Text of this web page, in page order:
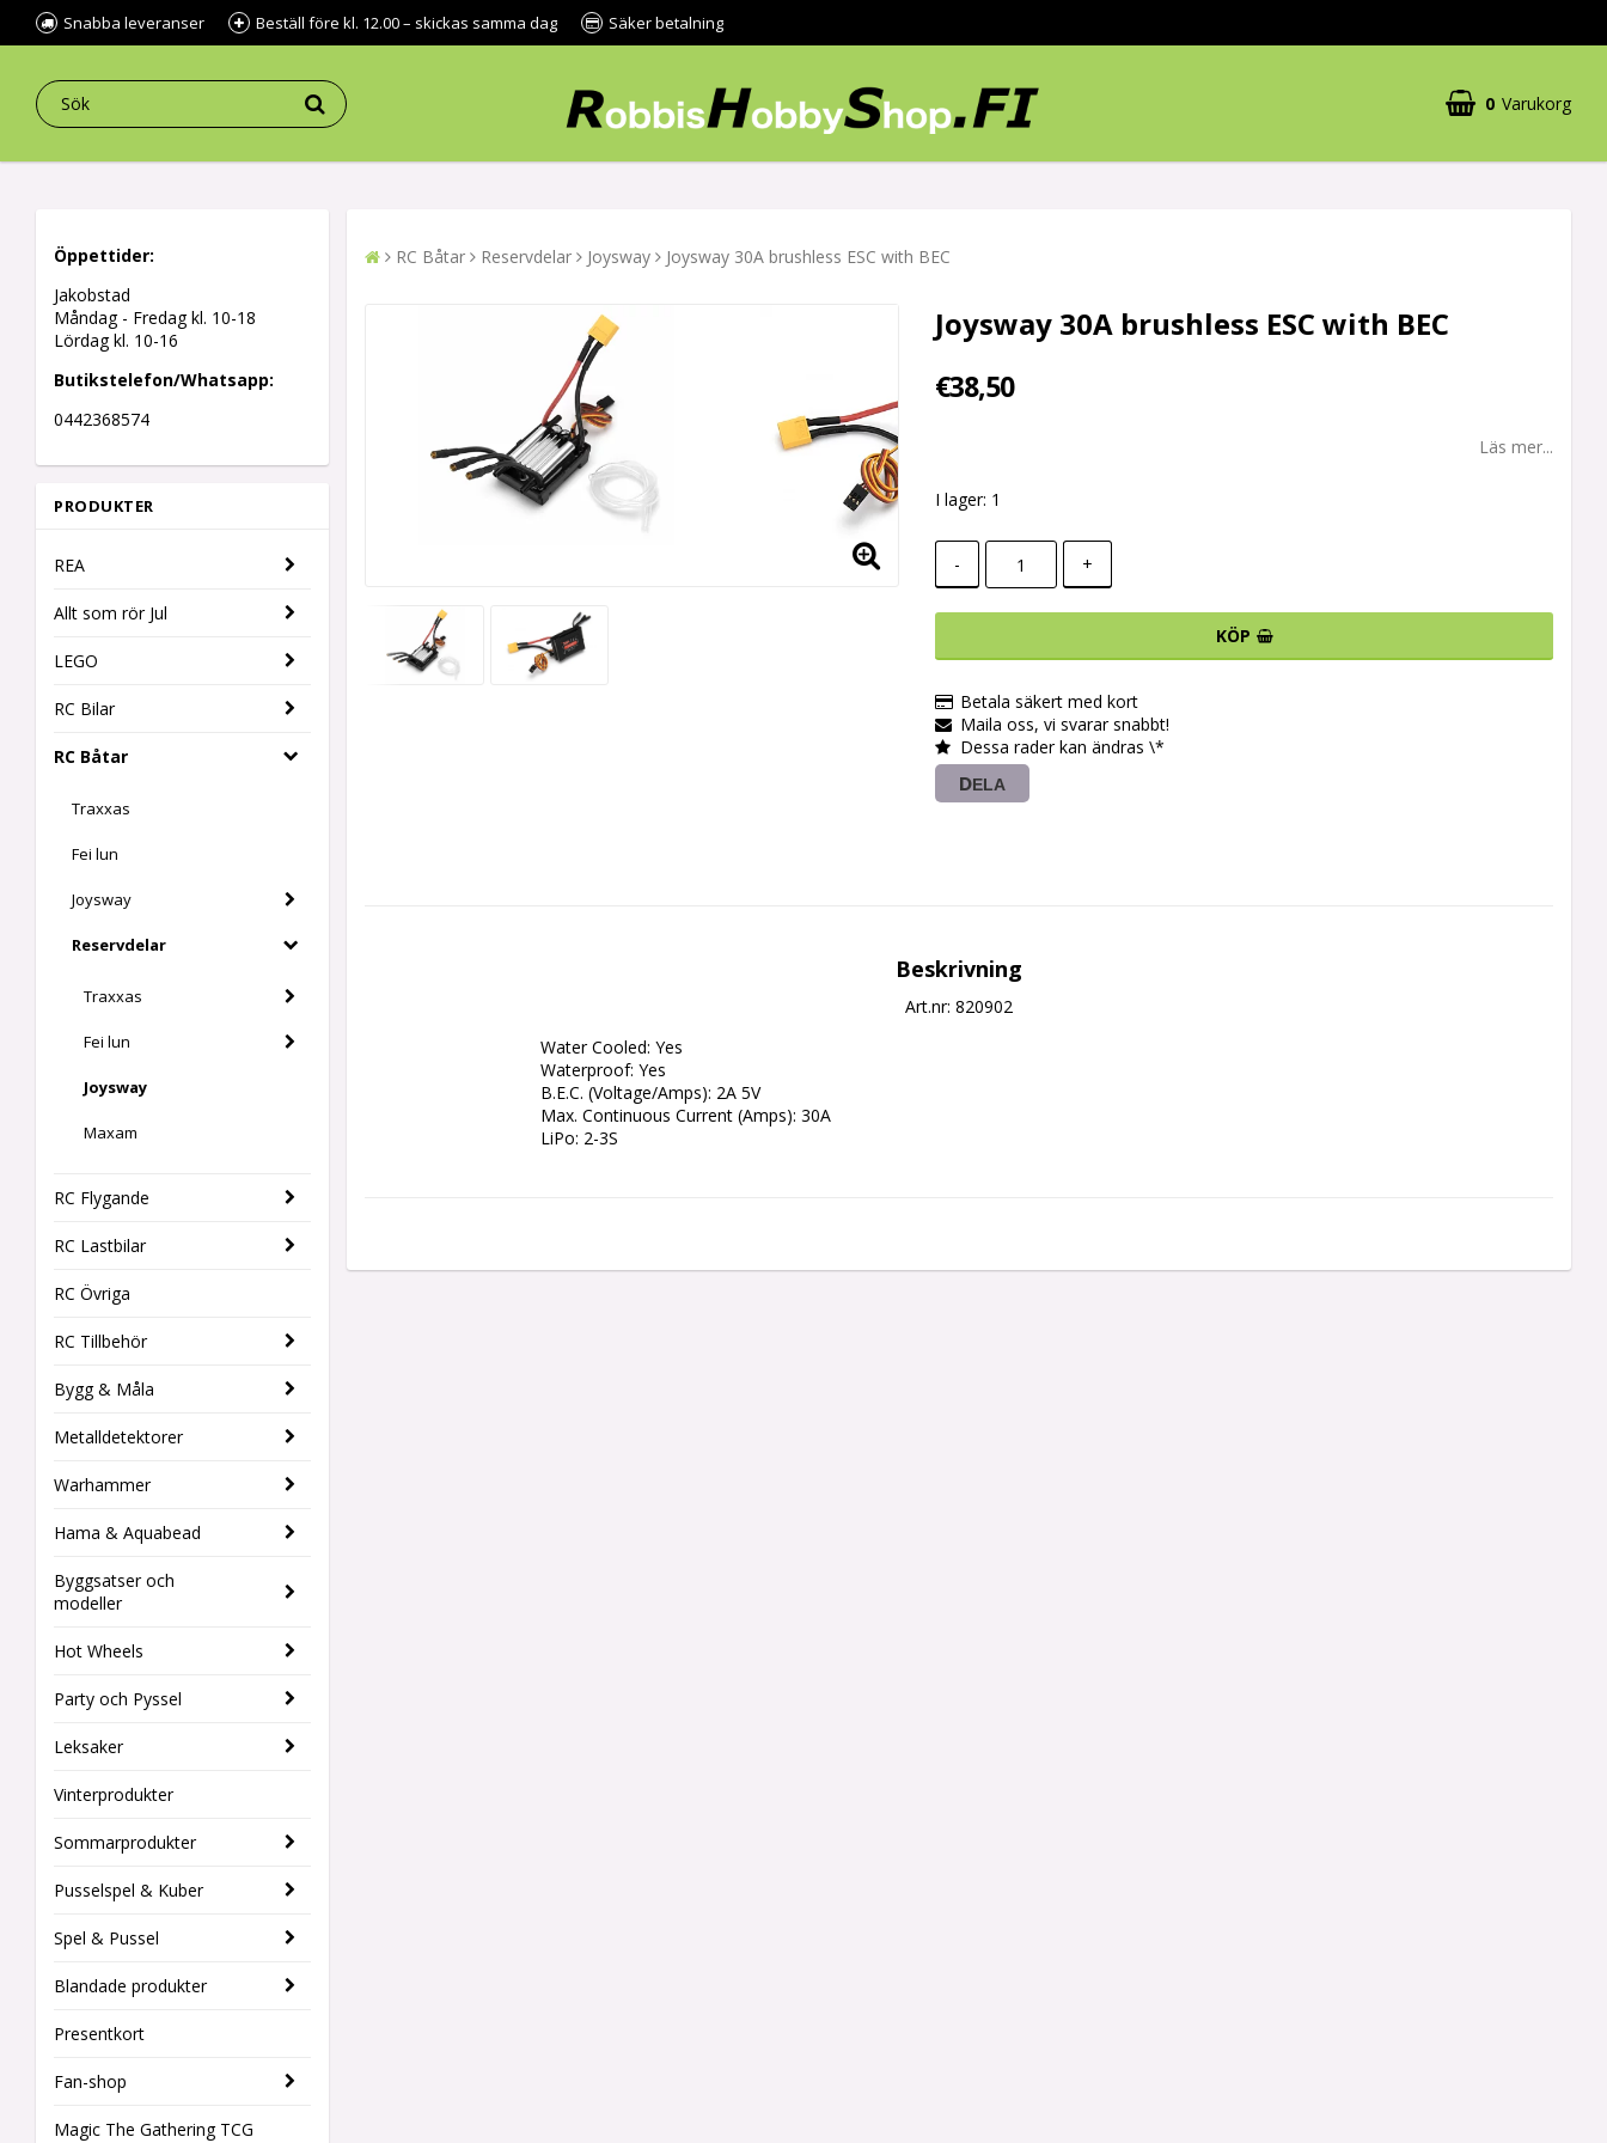
Snabba leveranser Beställ före kl. 12.00 – skickas samma dag Säker betalning
0 Varukorg
Öppettider:
Jakobstad
Måndag - Fredag kl. 10-18
Lördag kl. 10-16
Butikstelefon/Whatsapp:
0442368574
PRODUKTER
REA
Allt som rör Jul
LEGO
RC Bilar
RC Båtar
Traxxas
Fei lun
Joysway
Reservdelar
Traxxas
Fei lun
Joysway
Maxam
RC Flygande
RC Lastbilar
RC Övriga
RC Tillbehör
Bygg & Måla
Metalldetektorer
Warhammer
Hama & Aquabead
Byggsatser och
modeller
Hot Wheels
Party och Pyssel
Leksaker
Vinterprodukter
Sommarprodukter
Pusselspel & Kuber
Spel & Pussel
Blandade produkter
Presentkort
Fan-shop
Magic The Gathering TCG
RC Båtar Reservdelar Joysway Joysway 30A brushless ESC with BEC
Joysway 30A brushless ESC with BEC
€38,50
Läs mer...
I lager: 1
- +
KÖP
Betala säkert med kort
Maila oss, vi svarar snabbt!
Dessa rader kan ändras \*
DELA
Beskrivning
Art.nr: 820902
Water Cooled: Yes
Waterproof: Yes
B.E.C. (Voltage/Amps): 2A 5V
Max. Continuous Current (Amps): 30A
LiPo: 2-3S